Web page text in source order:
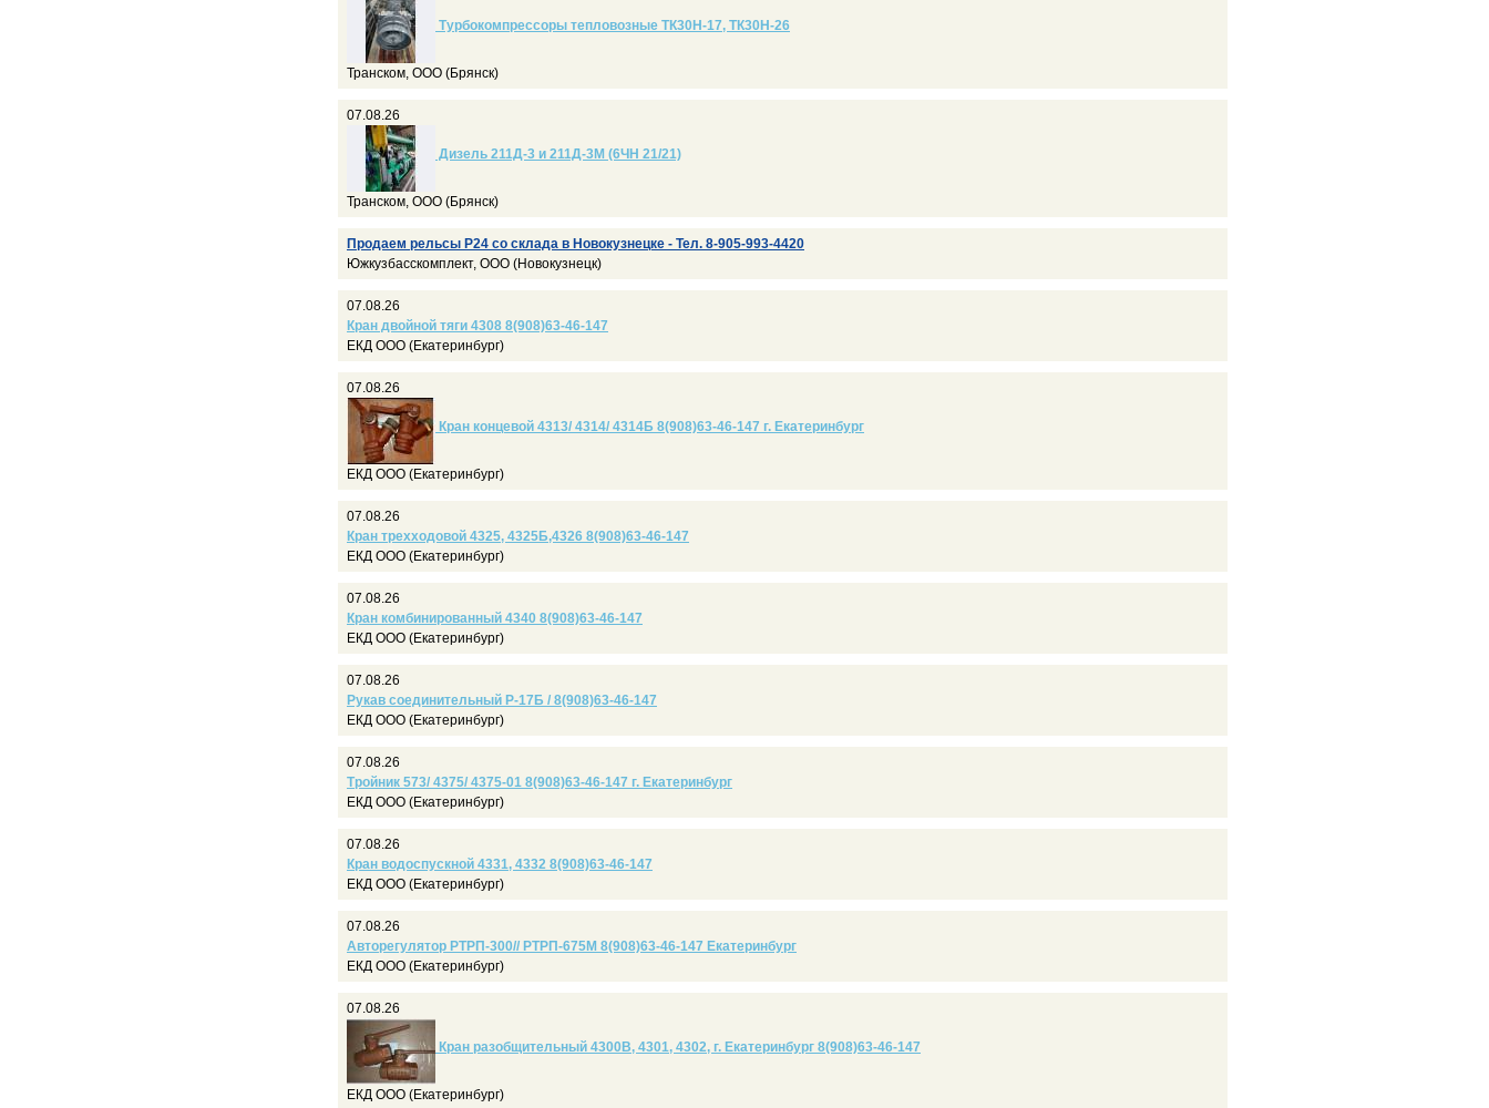
Турбокомпрессоры тепловозные ТК30Н-17, ТК30Н-26
Транском, ООО (Брянск)
07.08.26
Дизель 211Д-3 и 211Д-3М (6ЧН 21/21)
Транском, ООО (Брянск)
Продаем рельсы Р24 со склада в Новокузнецке - Тел. 8-905-993-4420
Южкузбасскомплект, OOO (Новокузнецк)
07.08.26
Кран двойной тяги 4308 8(908)63-46-147
ЕКД ООО (Екатеринбург)
07.08.26
Кран концевой 4313/ 4314/ 4314Б 8(908)63-46-147 г. Екатеринбург
ЕКД ООО (Екатеринбург)
07.08.26
Кран трехходовой 4325, 4325Б,4326 8(908)63-46-147
ЕКД ООО (Екатеринбург)
07.08.26
Кран комбинированный 4340 8(908)63-46-147
ЕКД ООО (Екатеринбург)
07.08.26
Рукав соединительный Р-17Б / 8(908)63-46-147
ЕКД ООО (Екатеринбург)
07.08.26
Тройник 573/ 4375/ 4375-01 8(908)63-46-147 г. Екатеринбург
ЕКД ООО (Екатеринбург)
07.08.26
Кран водоспускной 4331, 4332 8(908)63-46-147
ЕКД ООО (Екатеринбург)
07.08.26
Авторегулятор РТРП-300// РТРП-675М 8(908)63-46-147 Екатеринбург
ЕКД ООО (Екатеринбург)
07.08.26
Кран разобщительный 4300В, 4301, 4302, г. Екатеринбург 8(908)63-46-147
ЕКД ООО (Екатеринбург)